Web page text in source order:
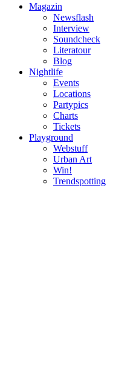
Magazin
Newsflash
Interview
Soundcheck
Literatour
Blog
Nightlife
Events
Locations
Partypics
Charts
Tickets
Playground
Webstuff
Urban Art
Win!
Trendspotting